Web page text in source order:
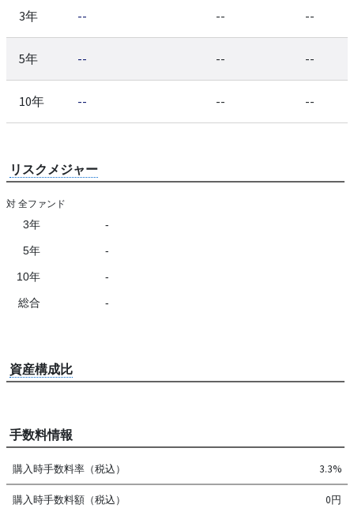
3年 -- -- --
5年 -- -- --
10年 -- -- --
リスクメジャー
対 全ファンド
3年 -
5年 -
10年 -
総合 -
資産構成比
手数料情報
購入時手数料率（税込） 3.3%
購入時手数料額（税込） 0円